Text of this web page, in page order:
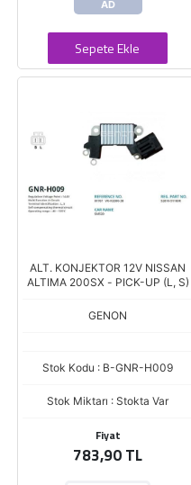
AD
Sepete Ekle
ALT. KONJEKTOR 12V NISSAN
ALTIMA 200SX - PICK-UP (L, S)
GENON
Stok Kodu : B-GNR-H009
Stok Miktarı : Stokta Var
Fiyat
783,90 TL